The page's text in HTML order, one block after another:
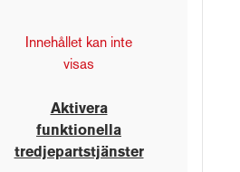
Innehållet kan inte
visas
Aktivera
funktionella
tredjepartstjänster